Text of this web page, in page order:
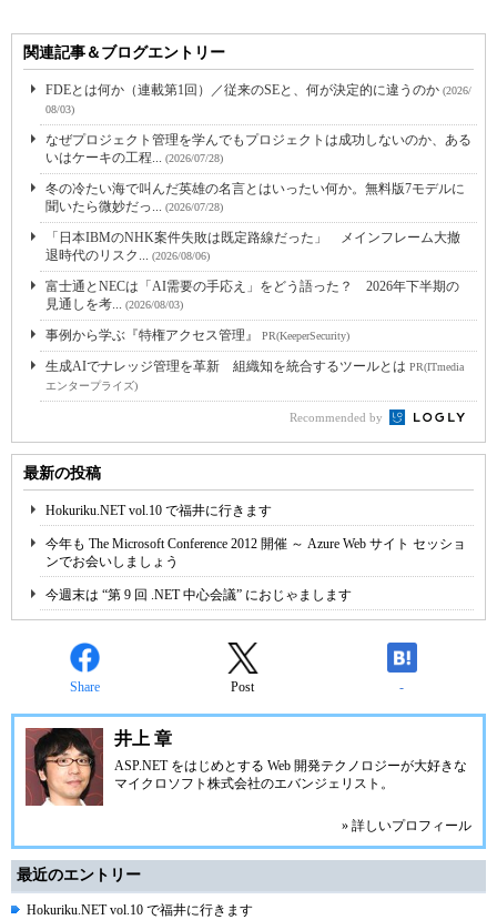
関連記事＆ブログエントリー
FDEとは何か（連載第1回）／従来のSEと、何が決定的に違うのか (2026/
08/03)
なぜプロジェクト管理を学んでもプロジェクトは成功しないのか、ある
いはケーキの工程... (2026/07/28)
冬の冷たい海で叫んだ英雄の名言とはいったい何か。無料版7モデルに
聞いたら微妙だっ... (2026/07/28)
「日本IBMのNHK案件失敗は既定路線だった」 メインフレーム大撤
退時代のリスク... (2026/08/06)
富士通とNECは「AI需要の手応え」をどう語った？ 2026年下半期の
見通しを考... (2026/08/03)
事例から学ぶ『特権アクセス管理』 PR(KeeperSecurity)
生成AIでナレッジ管理を革新 組織知を統合するツールとは PR(ITmedia
エンタープライズ)
Recommended by
最新の投稿
Hokuriku.NET vol.10 で福井に行きます
今年も The Microsoft Conference 2012 開催 ～ Azure Web サイト セッショ
ンでお会いしましょう
今週末は “第 9 回 .NET 中心会議” におじゃまします
Share Post -
井上 章
ASP.NETをはじめとする Web 開発テクノロジーが大好きな
マイクロソフト株式会社のエバンジェリスト。
» 詳しいプロフィール
最近のエントリー
Hokuriku.NET vol.10 で福井に行きます